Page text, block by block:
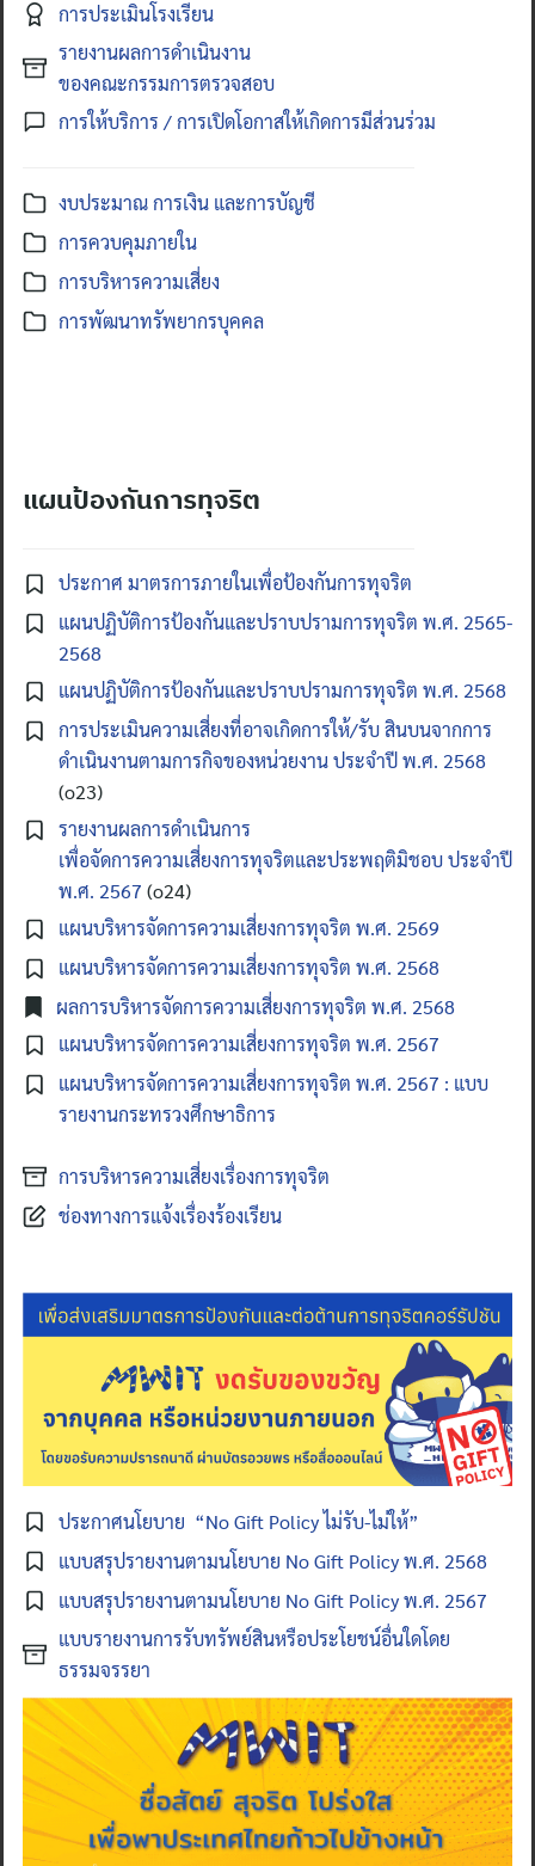
การประเมินโรงเรียน
รายงานผลการดำเนินงาน
ของคณะกรรมการตรวจสอบ
การให้บริการ / การเปิดโอกาสให้เกิดการมีส่วนร่วม
งบประมาณ การเงิน และการบัญชี
การควบคุมภายใน
การบริหารความเสี่ยง
การพัฒนาทรัพยากรบุคคล
แผนป้องกันการทุจริต
ประกาศ มาตรการภายในเพื่อป้องกันการทุจริต
แผนปฏิบัติการป้องกันและปราบปรามการทุจริต พ.ศ. 2565-
2568
แผนปฏิบัติการป้องกันและปราบปรามการทุจริต พ.ศ. 2568
การประเมินความเสี่ยงที่อาจเกิดการให้/รับ สินบนจากการ
ดำเนินงานตามการกิจของหน่วยงาน ประจำปี พ.ศ. 2568
(o23)
รายงานผลการดำเนินการ
เพื่อจัดการความเสี่ยงการทุจริตและประพฤติมิชอบ ประจำปี
พ.ศ. 2567 (o24)
แผนบริหารจัดการความเสี่ยงการทุจริต พ.ศ. 2569
แผนบริหารจัดการความเสี่ยงการทุจริต พ.ศ. 2568
ผลการบริหารจัดการความเสี่ยงการทุจริต พ.ศ. 2568
แผนบริหารจัดการความเสี่ยงการทุจริต พ.ศ. 2567
แผนบริหารจัดการความเสี่ยงการทุจริต พ.ศ. 2567 : แบบ
รายงานกระทรวงศึกษาธิการ
การบริหารความเสี่ยงเรื่องการทุจริต
ช่องทางการแจ้งเรื่องร้องเรียน
ประกาศนโยบาย “No Gift Policy ไม่รับ-ไม่ให้”
แบบสรุปรายงานตามนโยบาย No Gift Policy พ.ศ. 2568
แบบสรุปรายงานตามนโยบาย No Gift Policy พ.ศ. 2567
แบบรายงานการรับทรัพย์สินหรือประโยชน์อื่นใดโดย
ธรรมจรรยา